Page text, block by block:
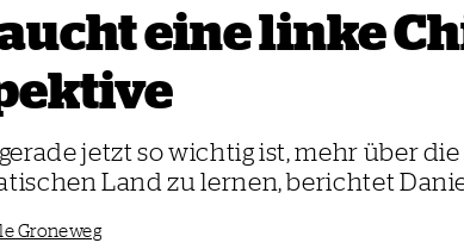
eine linke
jetzt so wichtig ist, mehr über
Land zu lernen, berichtet
Groneweg